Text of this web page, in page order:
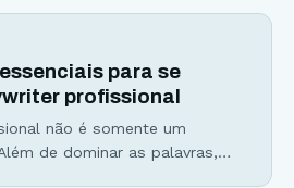
para conseguir esse feito,
fazer aspara se
profissional
não é somente um
de dominar as palavras,